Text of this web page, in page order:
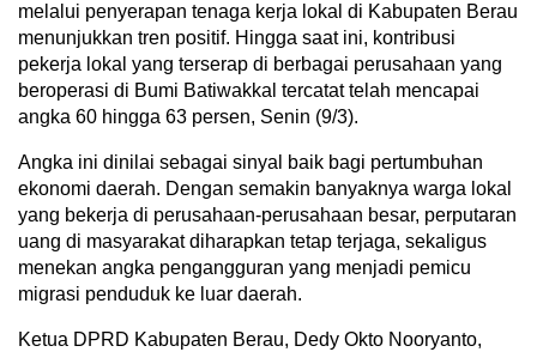
melalui penyerapan tenaga kerja lokal di Kabupaten Berau
menunjukkan tren positif. Hingga saat ini, kontribusi
pekerja lokal yang terserap di berbagai perusahaan yang
beroperasi di Bumi Batiwakkal tercatat telah mencapai
angka 60 hingga 63 persen, Senin (9/3).
Angka ini dinilai sebagai sinyal baik bagi pertumbuhan
ekonomi daerah. Dengan semakin banyaknya warga lokal
yang bekerja di perusahaan-perusahaan besar, perputaran
uang di masyarakat diharapkan tetap terjaga, sekaligus
menekan angka pengangguran yang menjadi pemicu
migrasi penduduk ke luar daerah.
Ketua DPRD Kabupaten Berau, Dedy Okto Nooryanto,